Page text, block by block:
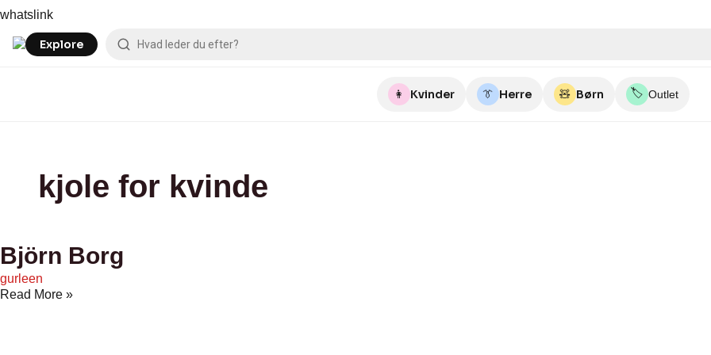
to
content
whatslink
Explore
👩 Kvinder 👔 Herre 🧸 Børn 🏷️ Outlet
kjole for kvinde
Björn Borg
gurleen
Borg
Read More »
arbejdstøj.dk
Utzon
Aalborg